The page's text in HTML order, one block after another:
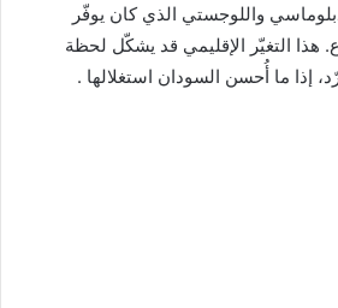
واللوجستي الذي كان يوفّر
هذا التغيّر الإقليمي قد يشكّل لحظة
إذا ما أُحسن السودان استغلالها .